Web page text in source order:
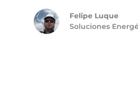
Felipe Luque
Soluciones